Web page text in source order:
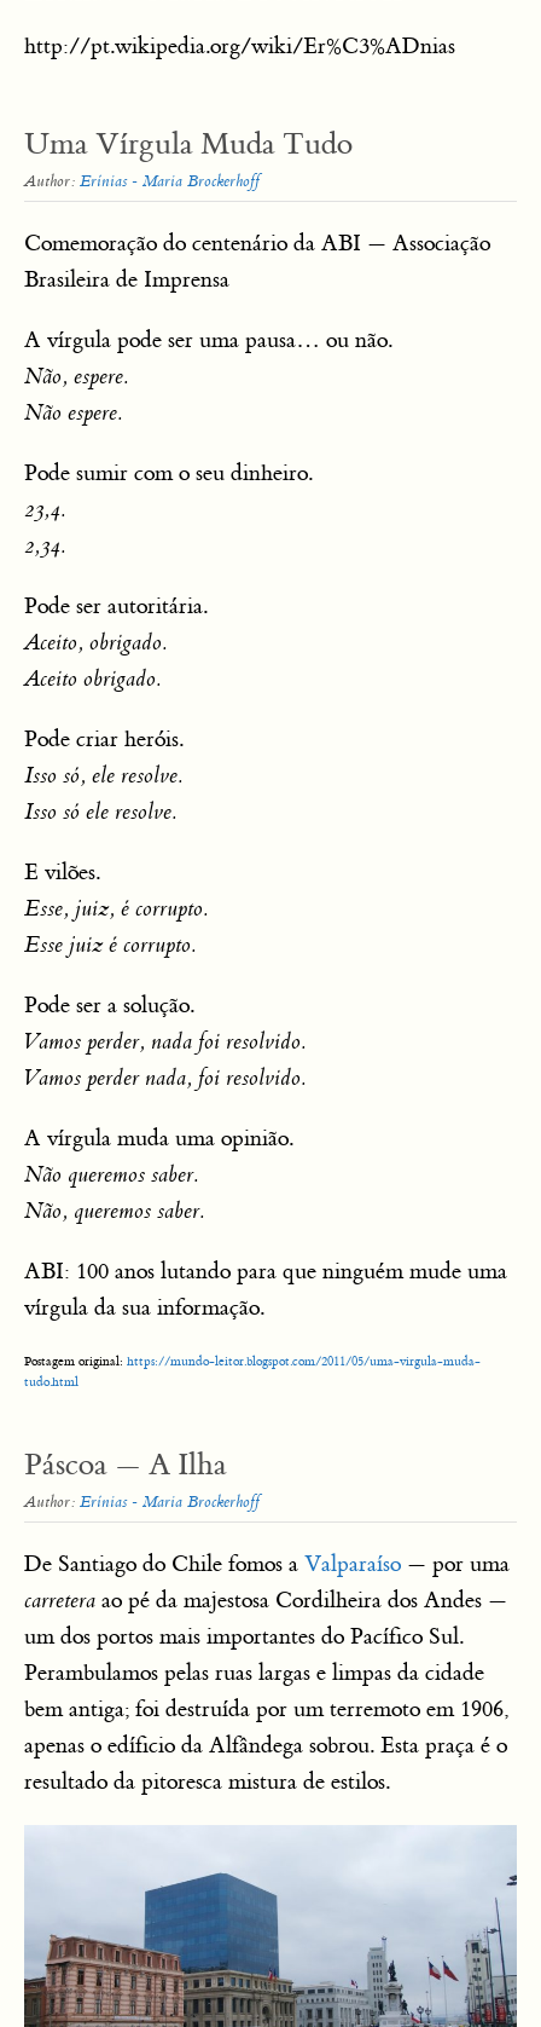
http://pt.wikipedia.org/wiki/Er%C3%ADnias
Uma Vírgula Muda Tudo
Author: Erínias - Maria Brockerhoff
Comemoração do centenário da ABI — Associação
Brasileira de Imprensa
A vírgula pode ser uma pausa… ou não.
Não, espere.
Não espere.
Pode sumir com o seu dinheiro.
23,4.
2,34.
Pode ser autoritária.
Aceito, obrigado.
Aceito obrigado.
Pode criar heróis.
Isso só, ele resolve.
Isso só ele resolve.
E vilões.
Esse, juiz, é corrupto.
Esse juiz é corrupto.
Pode ser a solução.
Vamos perder, nada foi resolvido.
Vamos perder nada, foi resolvido.
A vírgula muda uma opinião.
Não queremos saber.
Não, queremos saber.
ABI: 100 anos lutando para que ninguém mude uma
vírgula da sua informação.
Postagem original: https://mundo-leitor.blogspot.com/2011/05/uma-virgula-muda-
tudo.html
Páscoa — A Ilha
Author: Erínias - Maria Brockerhoff
De Santiago do Chile fomos a Valparaíso — por uma
carretera ao pé da majestosa Cordilheira dos Andes —
um dos portos mais importantes do Pacífico Sul.
Perambulamos pelas ruas largas e limpas da cidade
bem antiga; foi destruída por um terremoto em 1906,
apenas o edíficio da Alfândega sobrou. Esta praça é o
resultado da pitoresca mistura de estilos.